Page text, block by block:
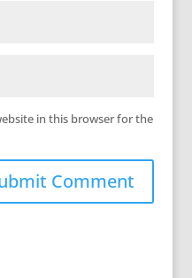
in this browser for the